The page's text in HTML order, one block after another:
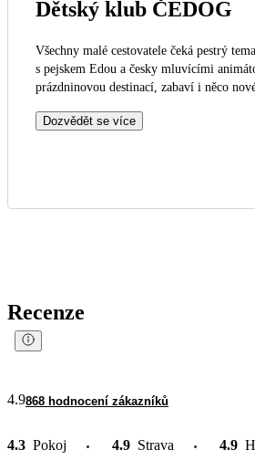
Dětský klub ČEDOG
Všechny malé cestovatele čeká pestrý
s pejskem Edou a česky mluvícími
prázdninovou destinací, zabaví i něco
Dozvědět se více
Recenze
4.9868 hodnocení zákazníků
4.3 Pokoj 4.9 Strava 4.9